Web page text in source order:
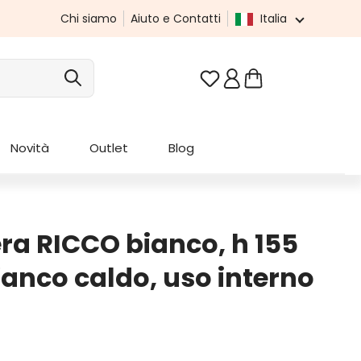
Chi siamo Aiuto e Contatti Italia
Hai 0 articoli nella
Novità Outlet Blog
RICCO bianco, h 155
caldo, uso interno